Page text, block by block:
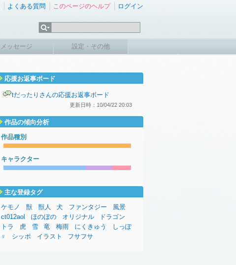
よくある質問 このページのヘルプ ログイン
メッセージ 設定・その他
応援お返事ボード
tだったりさんの応援お返事ボード
更新日時：10/04/22 20:03
作品の傾向分析
作品種別
キャラクター
主な登録タグ
ケモノ
獣 獣人 犬 ファンタジー
風景
ct012aol
ほのぼの オリジナル
ドラゴン
トラ
虎 雪 竜 梅雨 にくきゅう
しっぽ
♀
シッポ イラスト フサフサ